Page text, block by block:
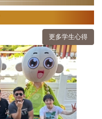
更多学生心得